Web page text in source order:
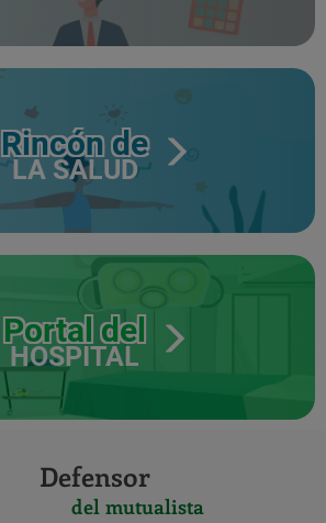
Rincón de
LA SALUD
Portal del
HOSPITAL
Defensor
del mutualista